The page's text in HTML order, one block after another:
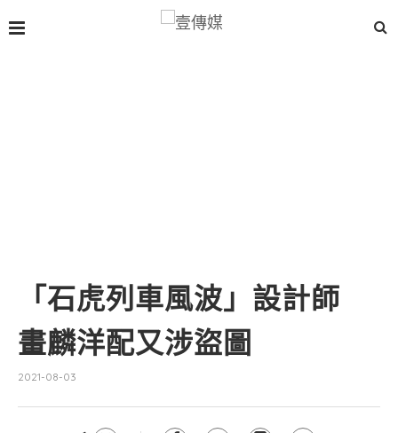
「石虎列車風波」設計師
畫麟洋配又涉盜圖
2021-08-03